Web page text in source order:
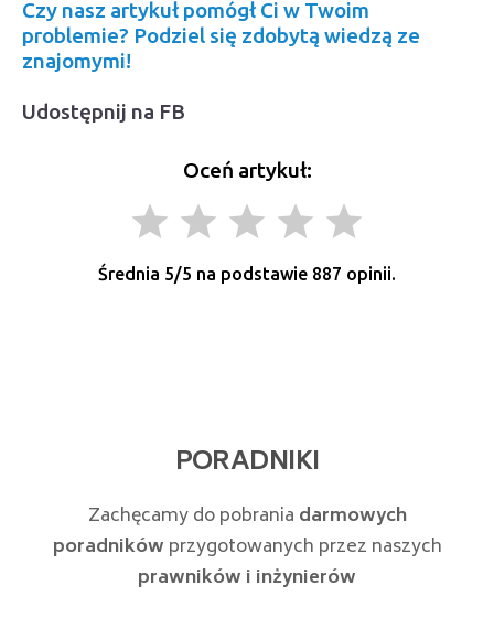
Czy nasz artykuł pomógł Ci w Twoim
problemie? Podziel się zdobytą wiedzą ze
znajomymi!
Udostępnij na FB
Oceń artykuł:
grade grade grade grade grade
Średnia 5/5 na podstawie 887 opinii.
PORADNIKI
Zachęcamy do pobrania darmowych
poradników przygotowanych przez naszych
prawników i inżynierów